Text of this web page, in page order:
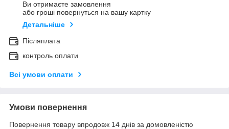
Ви отримаєте замовлення
або гроші повернуться на вашу картку
Детальніше
Післяплата
контроль оплати
Всі умови оплати
Умови повернення
Повернення товару впродовж 14 днів за домовленістю